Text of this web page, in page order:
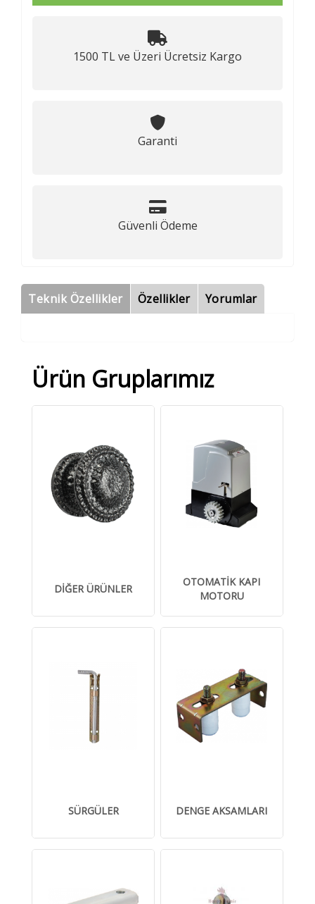
1500 TL ve Üzeri Ücretsiz Kargo
Garanti
Güvenli Ödeme
Teknik Özellikler Özellikler Yorumlar
Ürün Gruplarımız
DİĞER ÜRÜNLER
OTOMATİK KAPI
MOTORU
SÜRGÜLER DENGE AKSAMLARI